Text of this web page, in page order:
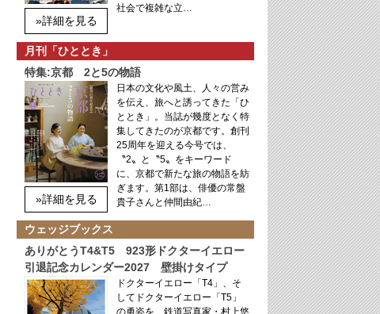
»詳細を見る
社会で複雑な立…
月刊「ひととき」
特集:京都 2と5の物語
»詳細を見る
日本の文化や風土、人々の営み
を伝え、旅へと誘ってきた「ひ
ととき」。当誌が幾度となく特
集してきたのが京都です。創刊
25周年を迎える今号では、
〝2〟と〝5〟をキーワード
に、京都で新たな旅の物語を紡
ぎます。第1部は、俳優の常盤
貴子さんと仲間由紀…
ウェッジブックス
ありがとうT4&T5 923形ドクターイエロー
引退記念カレンダー2027 壁掛けタイプ
ドクターイエロー「T4」、そ
してドクターイエロー「T5」
の勇姿を、鉄道写真家・村上悠